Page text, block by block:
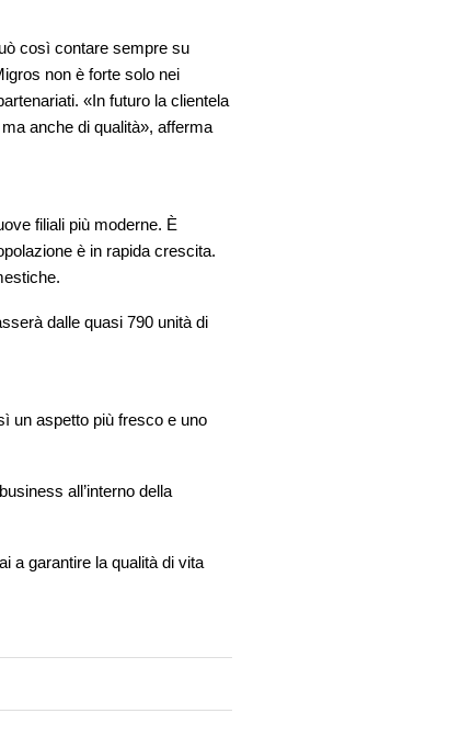
così contare sempre su
non è forte solo nei
«In futuro la clientela
anche di qualità», afferma
filiali più moderne. È
è in rapida crescita.
dalle quasi 790 unità di
un aspetto più fresco e uno
all’interno della
a garantire la qualità di vita